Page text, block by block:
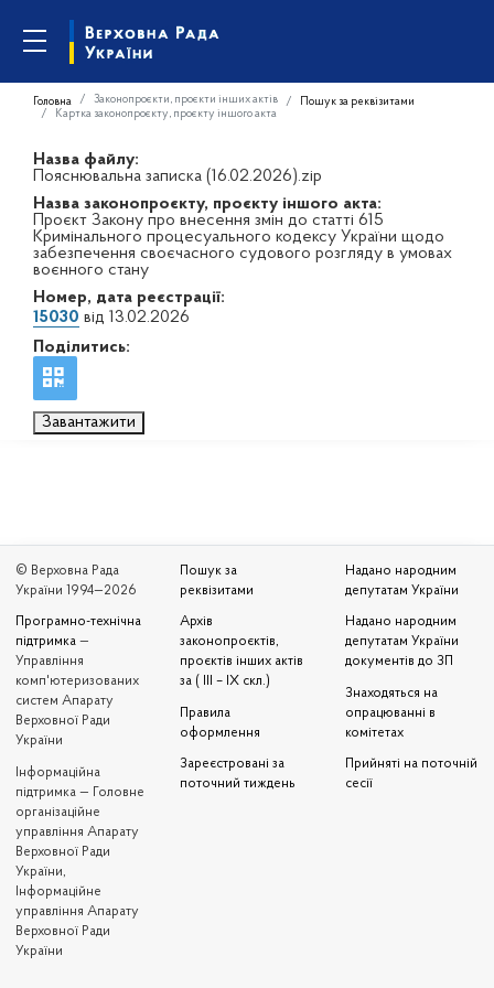
Головна Законопроєкти, проєкти інших актів
Пошук за реквізитами
Картка законопроєкту, проєкту іншого акта
Назва файлу:
Пояснювальна записка (16.02.2026).zip
Назва законопроєкту, проєкту іншого акта:
Проєкт Закону про внесення змін до статті 615
Кримінального процесуального кодексу України щодо
забезпечення своєчасного судового розгляду в умовах
воєнного стану
Номер, дата реєстрації:
15030 від 13.02.2026
Поділитись:
Завантажити
© Верховна Рада
України 1994—2026
Програмно-технічна
підтримка —
Управління
комп'ютеризованих
систем Апарату
Верховної Ради
України
Iнформаційна
підтримка — Головне
організаційне
управління Апарату
Верховної Ради
України,
Інформаційне
управління Апарату
Верховної Ради
України
Пошук за
реквізитами
Архів
законопроєктів,
проєктів інших актів
за ( III – IX скл.)
Правила
оформлення
Зареєстровані за
поточний тиждень
Надано народним
депутатам України
Надано народним
депутатам України
документів до ЗП
Знаходяться на
опрацюванні в
комітетах
Прийняті на поточній
сесії